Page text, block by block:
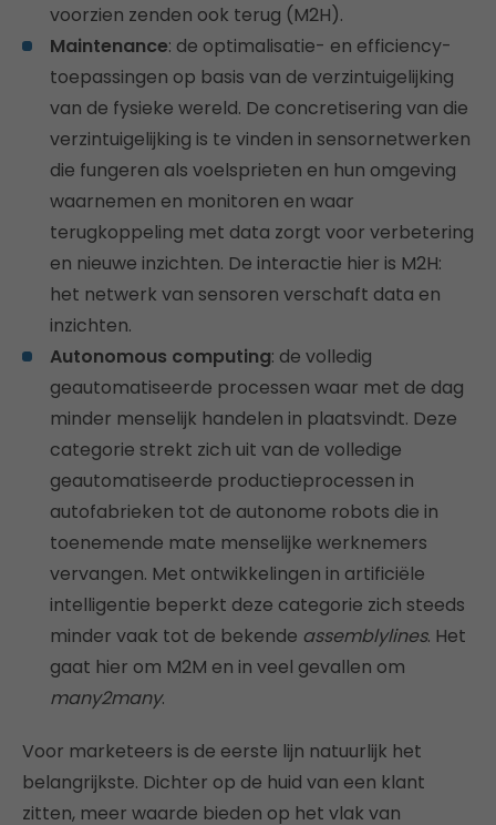
voorzien zenden ook terug (M2H).
Maintenance: de optimalisatie- en efficiency-
toepassingen op basis van de verzintuigelijking
van de fysieke wereld. De concretisering van die
verzintuigelijking is te vinden in sensornetwerken
die fungeren als voelsprieten en hun omgeving
waarnemen en monitoren en waar
terugkoppeling met data zorgt voor verbetering
en nieuwe inzichten. De interactie hier is M2H:
het netwerk van sensoren verschaft data en
inzichten.
Autonomous computing: de volledig
geautomatiseerde processen waar met de dag
minder menselijk handelen in plaatsvindt. Deze
categorie strekt zich uit van de volledige
geautomatiseerde productieprocessen in
autofabrieken tot de autonome robots die in
toenemende mate menselijke werknemers
vervangen. Met ontwikkelingen in artificiële
intelligentie beperkt deze categorie zich steeds
minder vaak tot de bekende assemblylines. Het
gaat hier om M2M en in veel gevallen om
many2many.
Voor marketeers is de eerste lijn natuurlijk het
belangrijkste. Dichter op de huid van een klant
zitten, meer waarde bieden op het vlak van